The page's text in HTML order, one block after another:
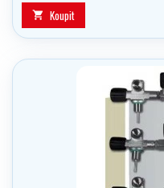
 Koupit